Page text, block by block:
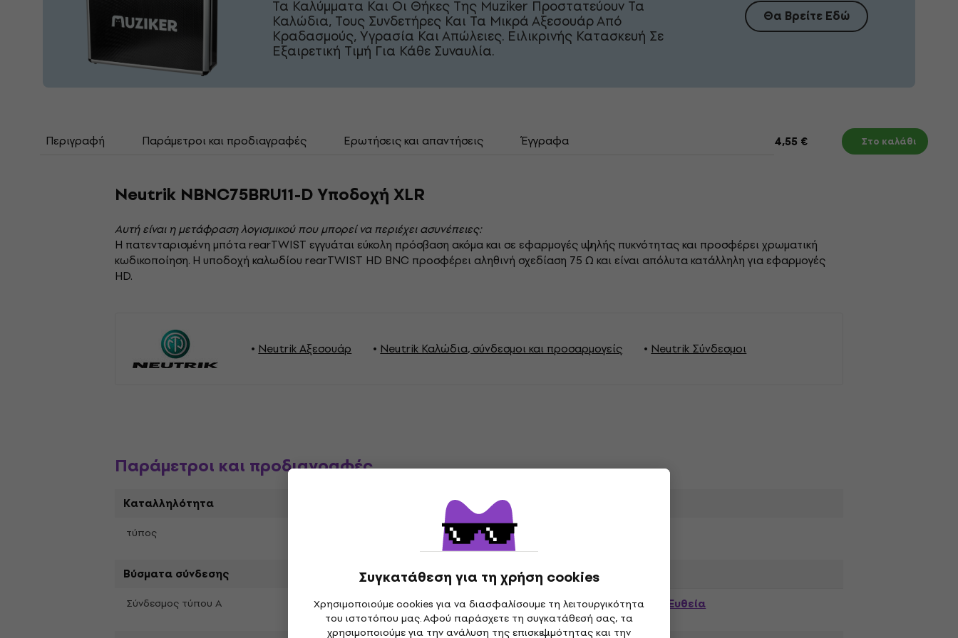
Συγκατάθεση για τη χρήση cookies
Χρησιμοποιούμε cookies για να διασφαλίσουμε τη λειτουργικότητα
του ιστοτόπου μας. Αφού παράσχετε τη συγκατάθεσή σας, τα
χρησιμοποιούμε για την ανάλυση της επισκεψιμότητας και την
Τα Καλύμματα Και Οι Θήκες Της Muziker Προστατεύουν Τα
Καλώδια, Τους Συνδετήρες Και Τα Μικρά Αξεσουάρ Από
Κραδασμούς, Υγρασία Και Απώλειες. Ειλικρινής Κατασκευή Σε
Εξαιρετική Τιμή Για Κάθε Συναυλία.
Θα Βρείτε Εδώ
Περιγραφή Παράμετροι και προδιαγραφές Ερωτήσεις και απαντήσεις Έγγραφα 4,55 € Στο καλάθι
Neutrik NBNC75BRU11-D Υποδοχή XLR
Αυτή είναι η μετάφραση λογισμικού που μπορεί να περιέχει ασυνέπειες:
Η πατενταρισμένη μπότα rearTWIST εγγυάται εύκολη πρόσβαση ακόμα και σε εφαρμογές υψηλής πυκνότητας και προσφέρει χρωματική
κωδικοποίηση. Η υποδοχή καλωδίου rearTWIST HD BNC προσφέρει αληθινή σχεδίαση 75 Ω και είναι απόλυτα κατάλληλη για εφαρμογές
HD.
Neutrik Αξεσουάρ Neutrik Καλώδια, σύνδεσμοι και προσαρμογείς Neutrik Σύνδεσμοι
Παράμετροι και προδιαγραφές
Καταλληλότητα
τύπος
Βύσματα σύνδεσης
Σύνδεσμος τύπου A BNC Male Στρέψη σύνδεσης Ευθεία